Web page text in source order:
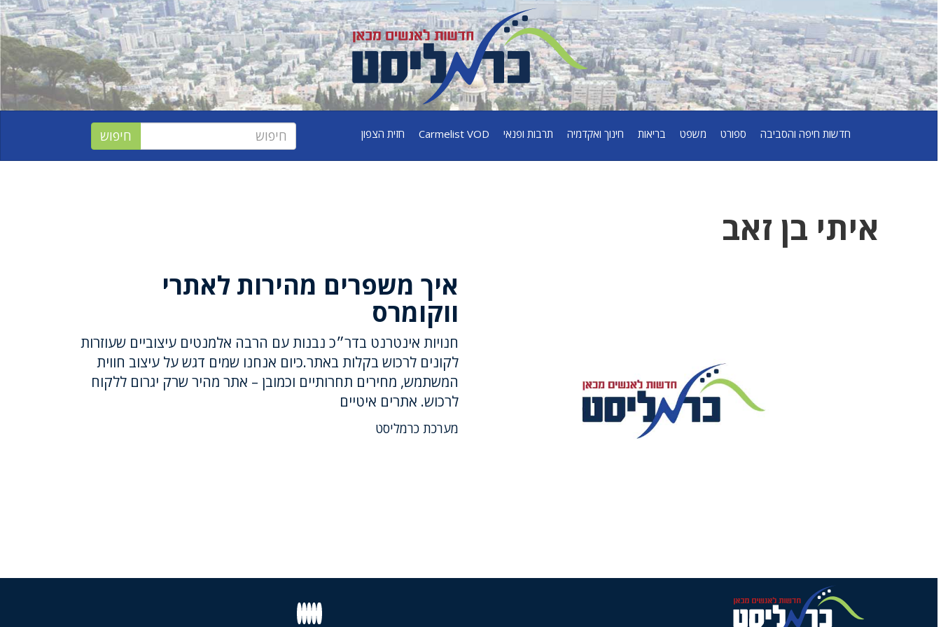
חדשות חיפה והסביבה ספורט משפט בריאות חינוך ואקדמיה תרבות ופנאי Carmelist VOD חזית הצפון
איתי בן זאב
איך משפרים מהירות לאתרי
ווקומרס
חנויות אינטרנט בדר״כ נבנות עם הרבה אלמנטים עיצוביים שעוזרות
לקונים לרכוש בקלות באתר.כיום אנחנו שמים דגש על עיצוב חווית
המשתמש, מחירים תחרותיים וכמובן – אתר מהיר שרק יגרום ללקוח
לרכוש. אתרים איטיים
מערכת כרמליסט